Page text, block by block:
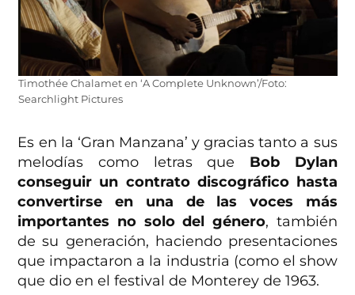
Timothée Chalamet en ‘A Complete Unknown’/Foto:
Searchlight Pictures
Es en la ‘Gran Manzana’ y gracias tanto a sus
melodías como letras que Bob Dylan
conseguir un contrato discográfico hasta
convertirse en una de las voces más
importantes no solo del género, también
de su generación, haciendo presentaciones
que impactaron a la industria (como el show
que dio en el festival de Monterey de 1963.